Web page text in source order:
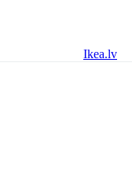
Ikea.lv